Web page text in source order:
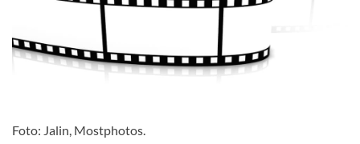
Foto: Jalin, Mostphotos.